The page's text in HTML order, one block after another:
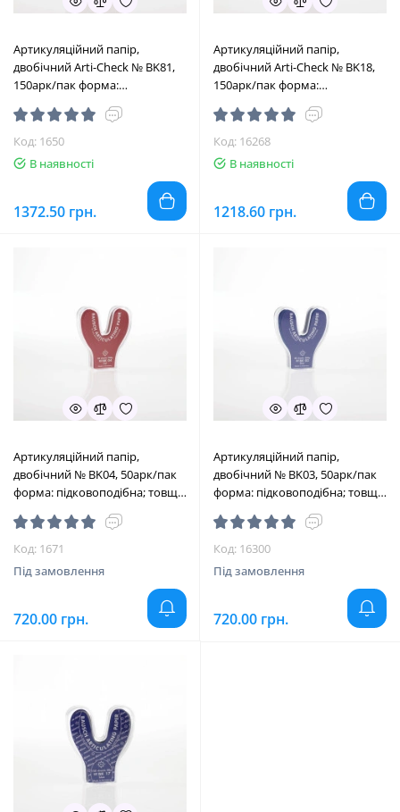
Артикуляційний папір,
двобічний Arti-Check № BK81,
150арк/пак форма:
підковоподібна; товщ.= 40
мкм; колір: синій/червноний
(Bausch/Бауш)
Код: 1650
В наявності
1372.50 грн.
Артикуляційний папір,
двобічний Arti-Check № BK18,
150арк/пак форма:
підковоподібна; товщ.= 40
мкм; колір: червоний (Bausch/
Бауш)
Код: 16268
В наявності
1218.60 грн.
Артикуляційний папір,
двобічний № BK04, 50арк/пак
форма: підковоподібна; товщ.=
200 мкм; колір: червоний
(Bausch/Бауш)
Код: 1671
Під замовлення
720.00 грн.
Артикуляційний папір,
двобічний № BK03, 50арк/пак
форма: підковоподібна; товщ.=
200 мкм; колір: синій (Bausch/
Бауш)
Код: 16300
Під замовлення
720.00 грн.